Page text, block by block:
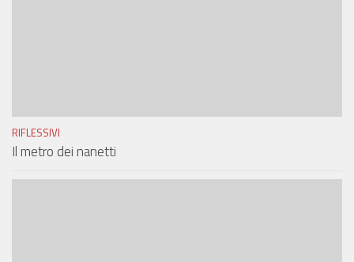
RIFLESSIVI
Il metro dei nanetti